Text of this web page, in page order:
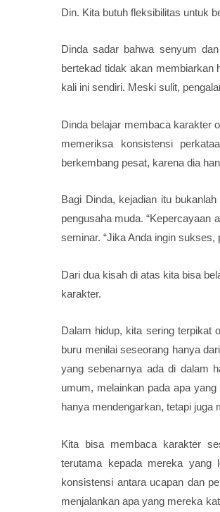
Din. Kita butuh fleksibilitas untuk
Dinda sadar bahwa senyum
bertekad tidak akan membiarkan
kali ini sendiri. Meski sulit,
Dinda belajar membaca karakter
memeriksa konsistensi
berkembang pesat, karena dia
Bagi Dinda, kejadian itu
pengusaha muda. “Kepercayaan
seminar. “Jika Anda ingin
Dari dua kisah di atas kita bisa
karakter.
Dalam hidup, kita sering terpikat
buru menilai seseorang hanya
yang sebenarnya ada di dalam
umum, melainkan pada apa
hanya mendengarkan, tetapi juga
Kita bisa membaca karakter
terutama kepada mereka yang
konsistensi antara ucapan dan
menjalankan apa yang mereka